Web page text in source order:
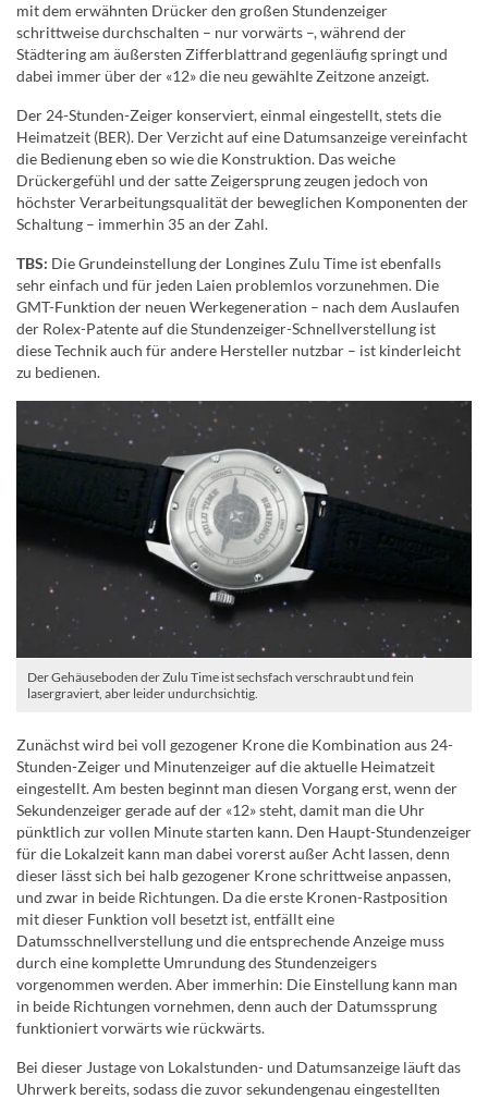
mit dem erwähnten Drücker den großen Stundenzeiger
schrittweise durchschalten – nur vorwärts –, während der
Städtering am äußersten Zifferblattrand gegenläufig springt und
dabei immer über der «12» die neu gewählte Zeitzone anzeigt.
Der 24-Stunden-Zeiger konserviert, einmal eingestellt, stets die
Heimatzeit (BER). Der Verzicht auf eine Datumsanzeige vereinfacht
die Bedienung eben so wie die Konstruktion. Das weiche
Drückergefühl und der satte Zeigersprung zeugen jedoch von
höchster Verarbeitungsqualität der beweglichen Komponenten der
Schaltung – immerhin 35 an der Zahl.
TBS: Die Grundeinstellung der Longines Zulu Time ist ebenfalls
sehr einfach und für jeden Laien problemlos vorzunehmen. Die
GMT-Funktion der neuen Werkegeneration – nach dem Auslaufen
der Rolex-Patente auf die Stundenzeiger-Schnellverstellung ist
diese Technik auch für andere Hersteller nutzbar – ist kinderleicht
zu bedienen.
Der Gehäuseboden der Zulu Time ist sechsfach verschraubt und fein
lasergraviert, aber leider undurchsichtig.
Zunächst wird bei voll gezogener Krone die Kombination aus 24-
Stunden-Zeiger und Minutenzeiger auf die aktuelle Heimatzeit
eingestellt. Am besten beginnt man diesen Vorgang erst, wenn der
Sekundenzeiger gerade auf der «12» steht, damit man die Uhr
pünktlich zur vollen Minute starten kann. Den Haupt-Stundenzeiger
für die Lokalzeit kann man dabei vorerst außer Acht lassen, denn
dieser lässt sich bei halb gezogener Krone schrittweise anpassen,
und zwar in beide Richtungen. Da die erste Kronen-Rastposition
mit dieser Funktion voll besetzt ist, entfällt eine
Datumsschnellverstellung und die entsprechende Anzeige muss
durch eine komplette Umrundung des Stundenzeigers
vorgenommen werden. Aber immerhin: Die Einstellung kann man
in beide Richtungen vornehmen, denn auch der Datumssprung
funktioniert vorwärts wie rückwärts.
Bei dieser Justage von Lokalstunden- und Datumsanzeige läuft das
Uhrwerk bereits, sodass die zuvor sekundengenau eingestellten